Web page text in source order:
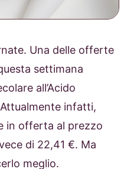
Una delle offerte
settimana
all’Acido
infatti,
in offerta al prezzo
di 22,41 €. Ma
meglio.